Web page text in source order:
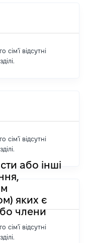
сім'ї відсутні
сім'ї відсутні
або інші
яких є
члени
сім'ї відсутні